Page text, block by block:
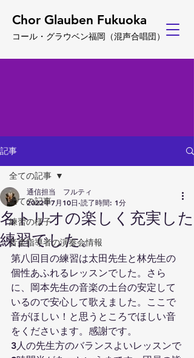
Chor Glauben Fukuoka
コール・グラウベン福岡 （混声合唱団）
記事
全ての記事
練習の様子
音楽指導者の演奏会情報
全ての記事
名トリオの楽しく充実した
練習でした。
通信担当 フルティ
2022年7月10日 読了時間: 1分
第八回目の練習は太田先生と林先生の
個性あふれるレッスンでした。さら
に、岡本先生の音楽の土台の安定して
いるので安心して歌えました。ここで
音がほしい！と思うところでほしい音
をくださいます。感謝です。
3人の先生方のバランスよいレッスンで